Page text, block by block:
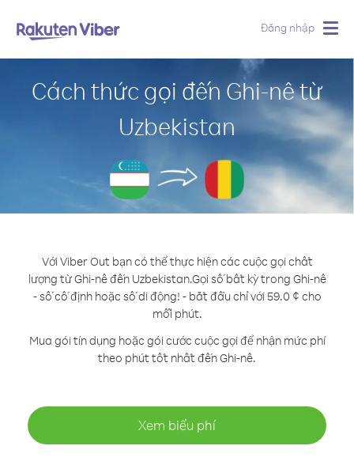
Đăng nhập
Cách thức gọi đến Ghi-nê từ
Uzbekistan
Với Viber Out bạn có thể thực hiện các cuộc gọi chất
lượng từ Ghi-nê đến Uzbekistan.Gọi số bất kỳ trong Ghi-nê
- số cố định hoặc số di động! - bắt đầu chỉ với 59.0 ¢ cho
mỗi phút.
Mua gói tín dụng hoặc gói cước cuộc gọi để nhận mức phí
theo phút tốt nhất đến Ghi-nê.
Xem biểu phí